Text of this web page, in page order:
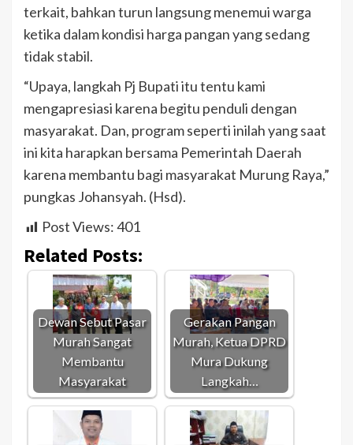
terkait, bahkan turun langsung menemui warga
ketika dalam kondisi harga pangan yang sedang
tidak stabil.
“Upaya, langkah Pj Bupati itu tentu kami
mengapresiasi karena begitu penduli dengan
masyarakat. Dan, program seperti inilah yang saat
ini kita harapkan bersama Pemerintah Daerah
karena membantu bagi masyarakat Murung Raya,”
pungkas Johansyah. (Hsd).
Post Views:401
Related Posts:
Dewan Sebut Pasar
Murah Sangat
Membantu
Masyarakat
Gerakan Pangan
Murah, Ketua DPRD
Mura Dukung
Langkah…